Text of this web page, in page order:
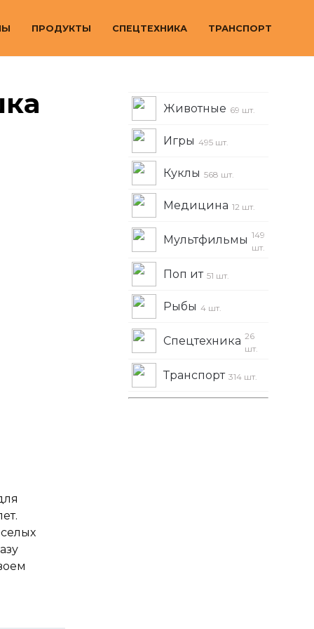
ПРОДУКТЫ СПЕЦТЕХНИКА ТРАНСПОРТ
Животные 69 шт.
Игры 495 шт.
Куклы 568 шт.
Медицина 12 шт.
Мультфильмы 149
шт.
Поп ит 51 шт.
Рыбы 4 шт.
Спецтехника 26
шт.
Транспорт 314 шт.